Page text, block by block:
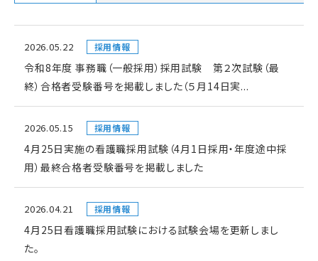
2026.05.22 採用情報
令和8年度 事務職（一般採用）採用試験 第２次試験（最
終）合格者受験番号を掲載しました（５月14日実...
2026.05.15 採用情報
4月25日実施の看護職採用試験（4月1日採用・年度途中採
用）最終合格者受験番号を掲載しました
2026.04.21 採用情報
4月25日看護職採用試験における試験会場を更新しまし
た。